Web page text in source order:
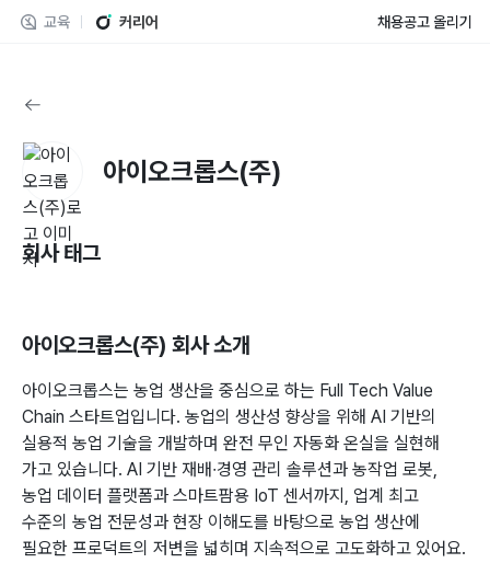
교육 커리어 채용공고 올리기
아이오크롭스(주)
회사 태그
아이오크롭스(주) 회사 소개
아이오크롭스는 농업 생산을 중심으로 하는 Full Tech Value
Chain 스타트업입니다. 농업의 생산성 향상을 위해 AI 기반의
실용적 농업 기술을 개발하며 완전 무인 자동화 온실을 실현해
가고 있습니다. AI 기반 재배∙경영 관리 솔루션과 농작업 로봇,
농업 데이터 플랫폼과 스마트팜용 IoT 센서까지, 업계 최고
수준의 농업 전문성과 현장 이해도를 바탕으로 농업 생산에
필요한 프로덕트의 저변을 넓히며 지속적으로 고도화하고 있어요.